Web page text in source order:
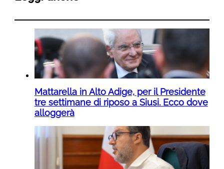
Mattarella in Alto Adige, per il Presidente
tre settimane di riposo a Siusi. Ecco dove
alloggerà